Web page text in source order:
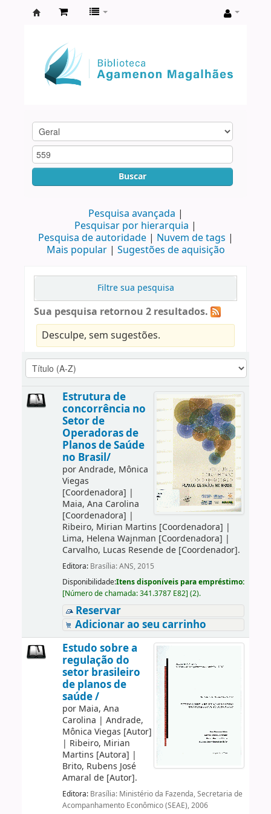
Agamenon
Magalhães
Buscar
Pesquisa avançada
Pesquisar por hierarquia
Pesquisa de autoridade
Nuvem de tags
Mais popular
Sugestões de aquisição
Filtre sua pesquisa
Sua pesquisa retornou 2 resultados.
Desculpe, sem sugestões.
Estrutura de
concorrência no
Setor de
Operadoras de
Planos de Saúde
no Brasil/
porAndrade, Mônica
Viegas
[Coordenadora] |
Maia, Ana Carolina
[Coordenadora] |
Ribeiro, Mirian Martins [Coordenadora] |
Lima, Helena Wajnman [Coordenadora] |
Carvalho, Lucas Resende de[Coordenador].
Editora: Brasília: ANS, 2015
Disponibilidade:Itens disponíveis para empréstimo:
[Número de chamada:341.3787 E82] (2).
Reservar
Adicionar ao seu carrinho
Estudo sobre a
regulação do
setor brasileiro
de planos de
saúde /
por Maia, Ana
Carolina | Andrade,
Mônica Viegas [Autor]
| Ribeiro, Mirian
Martins [Autora] |
Brito, Rubens José
Amaral de[Autor].
Editora: Brasília: Ministério da Fazenda, Secretaria de
Acompanhamento Econômico (SEAE), 2006